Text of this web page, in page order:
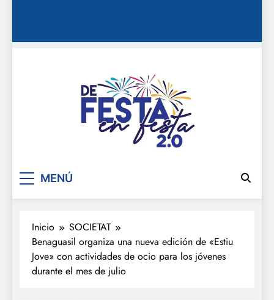
De festa en festa 2.0
MENÚ
Inicio
SOCIETAT
Benaguasil organiza una nueva edición de «Estiu
Jove» con actividades de ocio para los jóvenes
durante el mes de julio